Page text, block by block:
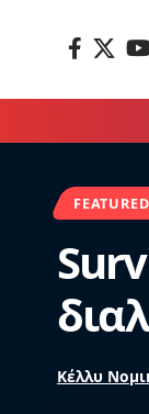
FEATURED
Κέλλυ